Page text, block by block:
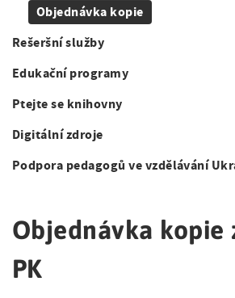
á
n
a
v
i
c
e
Objednávka kopie
PK
i
g
a
t
i
n
Objednávka kopie
Rešeršní služby
Edukační programy
Ptejte se knihovny
Digitální zdroje
Podpora pedagogů ve vzdělávání